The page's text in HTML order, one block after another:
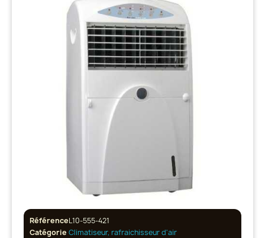
RéférenceL10-555-421
Catégorie Climatiseur, rafraichisseur d'air